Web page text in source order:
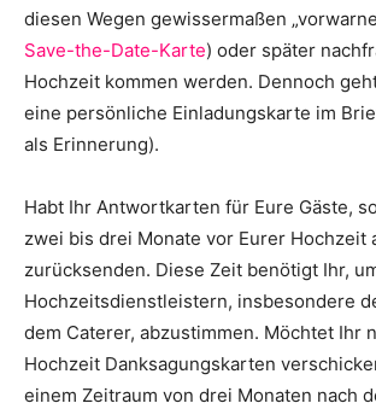
diesen Wegen gewissermaßen
Save-the-Date-Karte) oder später
Hochzeit kommen werden. Dennoch
eine persönliche Einladungskarte im
als Erinnerung).
Habt Ihr Antwortkarten für Eure Gäste,
zwei bis drei Monate vor Eurer Hochzeit
zurücksenden. Diese Zeit benötigt Ihr,
Hochzeitsdienstleistern, insbesondere
dem Caterer, abzustimmen. Möchtet Ihr
Hochzeit Danksagungskarten
einem Zeitraum von drei Monaten nach